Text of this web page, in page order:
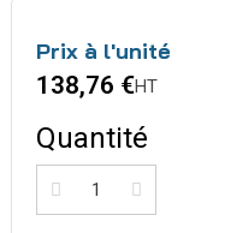
Prix à l'unité
138,76 €HT
Quantité